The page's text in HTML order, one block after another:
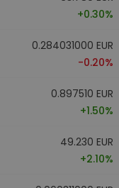
+0.30%
0.284031000 EUR
-0.20%
0.897510 EUR
+1.50%
49.230 EUR
+2.10%